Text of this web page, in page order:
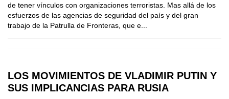
de tener vínculos con organizaciones terroristas. Mas allá de los
esfuerzos de las agencias de seguridad del país y del gran
trabajo de la Patrulla de Fronteras, que e...
LOS MOVIMIENTOS DE VLADIMIR PUTIN Y
SUS IMPLICANCIAS PARA RUSIA